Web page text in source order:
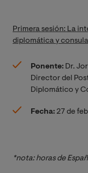
Primera sesión: La
diplomática y
Ponente: Dr.
Director del
Diplomático y
Fecha:27 de
*nota: horas de